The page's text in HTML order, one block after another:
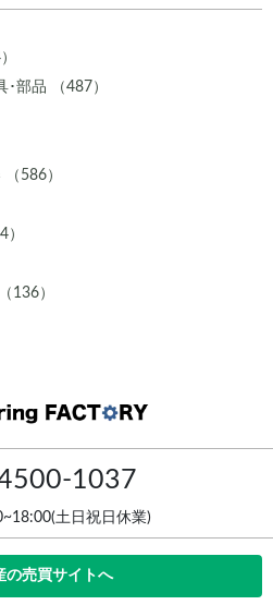
1037
土日祝日休業)
の売買サイトへ
部品 （487）
586）
136）